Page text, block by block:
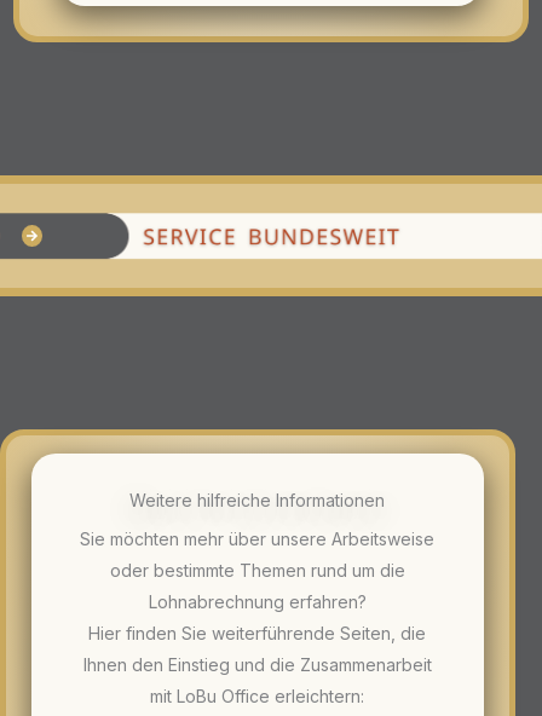
Weitere hilfreiche Informationen
Sie möchten mehr über unsere Arbeitsweise
oder bestimmte Themen rund um die
Lohnabrechnung erfahren?
Hier finden Sie weiterführende Seiten, die
Ihnen den Einstieg und die Zusammenarbeit
mit LoBu Office erleichtern: